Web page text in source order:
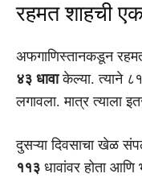
रहमत शाहची
अफगाणिस्तानकडून
४३ धावाकेल्या. त्याने
लगावला. मात्र त्याला
दुसऱ्या दिवसाचा खेळ
११३ धावांवर होता आणि